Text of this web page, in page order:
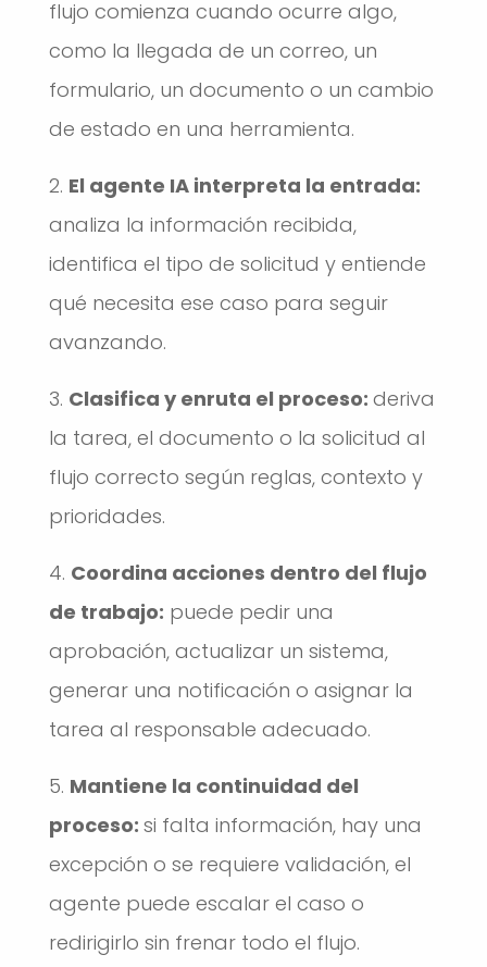
flujo comienza cuando ocurre algo,
como la llegada de un correo, un
formulario, un documento o un cambio
de estado en una herramienta.
El agente IA interpreta la entrada:
analiza la información recibida,
identifica el tipo de solicitud y entiende
qué necesita ese caso para seguir
avanzando.
Clasifica y enruta el proceso: deriva
la tarea, el documento o la solicitud al
flujo correcto según reglas, contexto y
prioridades.
Coordina acciones dentro del flujo
de trabajo: puede pedir una
aprobación, actualizar un sistema,
generar una notificación o asignar la
tarea al responsable adecuado.
Mantiene la continuidad del
proceso: si falta información, hay una
excepción o se requiere validación, el
agente puede escalar el caso o
redirigirlo sin frenar todo el flujo.